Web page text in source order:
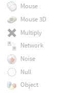
Mouse
Mouse 3D
Multiply
Network
Noise
Null
Object